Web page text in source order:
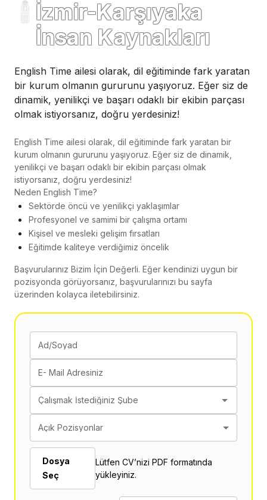
İzmir-Karşıyaka
İnsan Kaynakları
English Time ailesi olarak, dil eğitiminde fark yaratan
bir kurum olmanın gururunu yaşıyoruz. Eğer siz de
dinamik, yenilikçi ve başarı odaklı bir ekibin parçası
olmak istiyorsanız, doğru yerdesiniz!
English Time ailesi olarak, dil eğitiminde fark yaratan bir
kurum olmanın gururunu yaşıyoruz. Eğer siz de dinamik,
yenilikçi ve başarı odaklı bir ekibin parçası olmak
istiyorsanız, doğru yerdesiniz!
Neden English Time?
Sektörde öncü ve yenilikçi yaklaşımlar
Profesyonel ve samimi bir çalışma ortamı
Kişisel ve mesleki gelişim fırsatları
Eğitimde kaliteye verdiğimiz öncelik
Başvurularınız Bizim İçin Değerli. Eğer kendinizi uygun bir
pozisyonda görüyorsanız, başvurularınızı bu sayfa
üzerinden kolayca iletebilirsiniz.
Ad/Soyad
E- Mail Adresiniz
Çalışmak İstediğiniz Şube
Açık Pozisyonlar
Dosya
Seç
Lütfen CV’nizi PDF formatında
yükleyiniz.